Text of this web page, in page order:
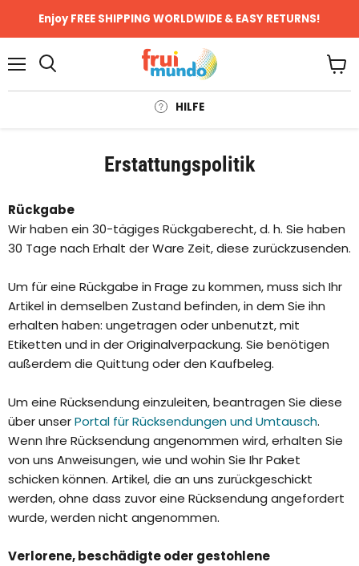
Enjoy FREE SHIPPING WORLDWIDE & EASY RETURNS!
HILFE
Erstattungspolitik
Rückgabe
Wir haben ein 30-tägiges Rückgaberecht, d. h. Sie haben
30 Tage nach Erhalt der Ware Zeit, diese zurückzusenden.
Um für eine Rückgabe in Frage zu kommen, muss sich Ihr
Artikel in demselben Zustand befinden, in dem Sie ihn
erhalten haben: ungetragen oder unbenutzt, mit
Etiketten und in der Originalverpackung. Sie benötigen
außerdem die Quittung oder den Kaufbeleg.
Um eine Rücksendung einzuleiten, beantragen Sie diese
über unserPortal für Rücksendungen und Umtausch.
Wenn Ihre Rücksendung angenommen wird, erhalten Sie
von uns Anweisungen, wie und wohin Sie Ihr Paket
schicken können. Artikel, die an uns zurückgeschickt
werden, ohne dass zuvor eine Rücksendung angefordert
wurde, werden nicht angenommen.
Verlorene, beschädigte oder gestohlene